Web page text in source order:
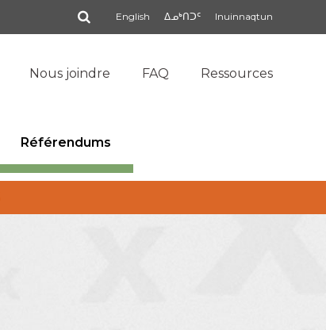
English ᐃᓄᒃᑎᑐᑦ Inuinnaqtun
Rechercher
Nous joindre FAQ Ressources
Référendums